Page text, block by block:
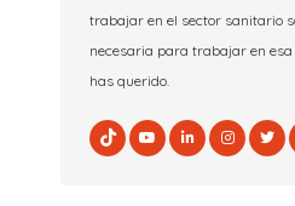
trabajar en el sector sanitario
necesaria para trabajar en
has querido.